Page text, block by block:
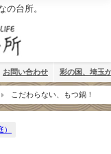
台所。
お問い合わせ 彩の国、埼玉
こだわらない、もつ鍋！